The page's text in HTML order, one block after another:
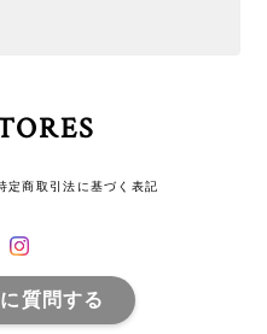
定商取引法に基づく表記
rights reserved.
質問する